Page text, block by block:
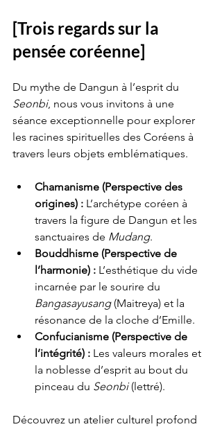
[Trois regards sur la
pensée coréenne]
Du mythe de Dangun à l’esprit du
Seonbi, nous vous invitons à une
séance exceptionnelle pour explorer
les racines spirituelles des Coréens à
travers leurs objets emblématiques.
Chamanisme (Perspective des
origines) : L’archétype coréen à
travers la figure de Dangun et les
sanctuaires de Mudang.
Bouddhisme (Perspective de
l’harmonie) : L’esthétique du vide
incarnée par le sourire du
Bangasayusang (Maitreya) et la
résonance de la cloche d’Emille.
Confucianisme (Perspective de
l’intégrité) : Les valeurs morales et
la noblesse d’esprit au bout du
pinceau du Seonbi (lettré).
Découvrez un atelier culturel profond